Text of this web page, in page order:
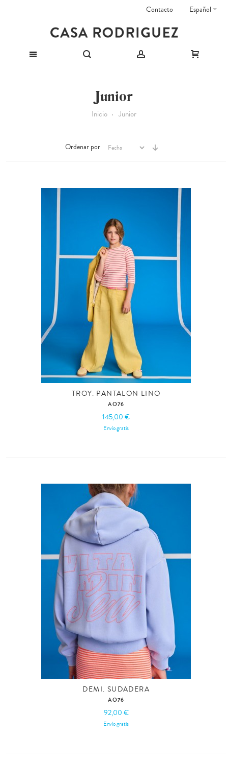
Español
Contacto
Junior
Inicio Junior
Ordenar por
TROY. PANTALON LINO
AO76
145,00 €
Envío gratis
DEMI. SUDADERA
AO76
92,00 €
Envío gratis